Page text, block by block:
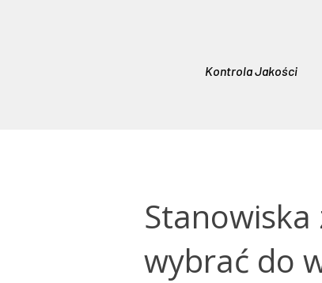
Kontrola Jakości
wybrać do